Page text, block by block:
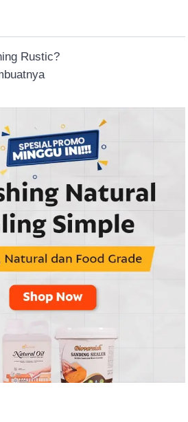
Rustic?